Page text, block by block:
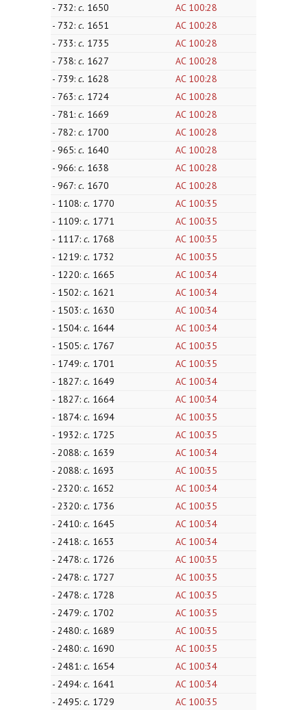
- 732: c. 1650
AC 100:28
- 732: c. 1651
AC 100:28
- 733: c. 1735
AC 100:28
- 738: c. 1627
AC 100:28
- 739: c. 1628
AC 100:28
- 763: c. 1724
AC 100:28
- 781: c. 1669
AC 100:28
- 782: c. 1700
AC 100:28
- 965: c. 1640
AC 100:28
- 966: c. 1638
AC 100:28
- 967: c. 1670
AC 100:28
- 1108: c. 1770
AC 100:35
- 1109: c. 1771
AC 100:35
- 1117: c. 1768
AC 100:35
- 1219: c. 1732
AC 100:35
- 1220: c. 1665
AC 100:34
- 1502: c. 1621
AC 100:34
- 1503: c. 1630
AC 100:34
- 1504: c. 1644
AC 100:34
- 1505: c. 1767
AC 100:35
- 1749: c. 1701
AC 100:35
- 1827: c. 1649
AC 100:34
- 1827: c. 1664
AC 100:34
- 1874: c. 1694
AC 100:35
- 1932: c. 1725
AC 100:35
- 2088: c. 1639
AC 100:34
- 2088: c. 1693
AC 100:35
- 2320: c. 1652
AC 100:34
- 2320: c. 1736
AC 100:35
- 2410: c. 1645
AC 100:34
- 2418: c. 1653
AC 100:34
- 2478: c. 1726
AC 100:35
- 2478: c. 1727
AC 100:35
- 2478: c. 1728
AC 100:35
- 2479: c. 1702
AC 100:35
- 2480: c. 1689
AC 100:35
- 2480: c. 1690
AC 100:35
- 2481: c. 1654
AC 100:34
- 2494: c. 1641
AC 100:34
- 2495: c. 1729 AC 100:35